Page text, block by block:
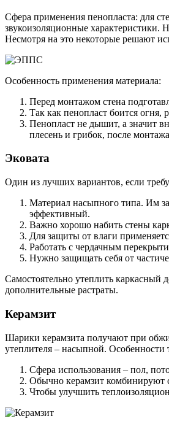
Сфера применения пенопласта: для
звукоизоляционные характеристики.
Несмотря на это некоторые решают
Особенность применения материала:
Перед монтажом стена
Так как пенопласт боится огня,
Пенопласт не дышит, а значит
плесень и грибок, после
Эковата
Один из лучших вариантов, если
Материал насыпного типа. Им
эффективный.
Важно хорошо набить стены
Для защиты от влаги
Работать с чердачным
Нужно защищать себя от
Самостоятельно утеплить
дополнительные растраты.
Керамзит
Шарики керамзита получают при
утеплителя – насыпной. Особенности
Сфера использования – пол,
Обычно керамзит комбинируют
Чтобы улучшить